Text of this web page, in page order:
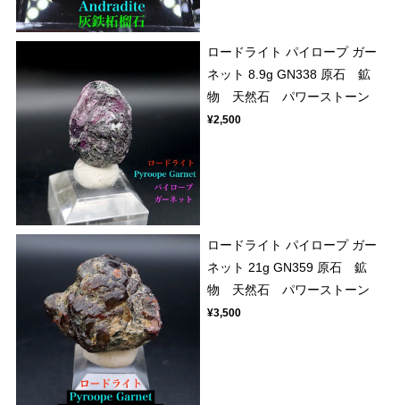
ロードライト パイロープ ガー
ネット 8.9g GN338 原石 鉱
物 天然石 パワーストーン
¥2,500
ロードライト パイロープ ガー
ネット 21g GN359 原石 鉱
物 天然石 パワーストーン
¥3,500